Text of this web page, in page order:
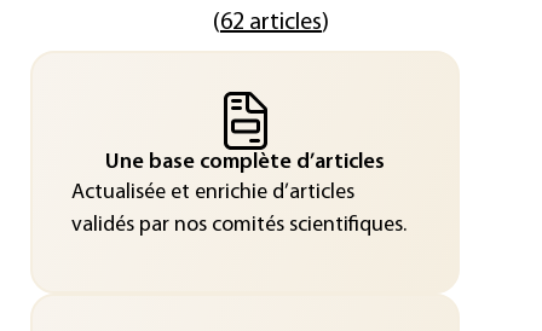
(62 articles)
Une base complète d’articles
Actualisée et enrichie d’articles
validés par nos comités scientifiques.